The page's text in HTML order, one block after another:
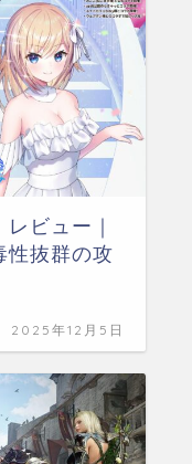
ビュー｜
性抜群の攻
2025年12月5日